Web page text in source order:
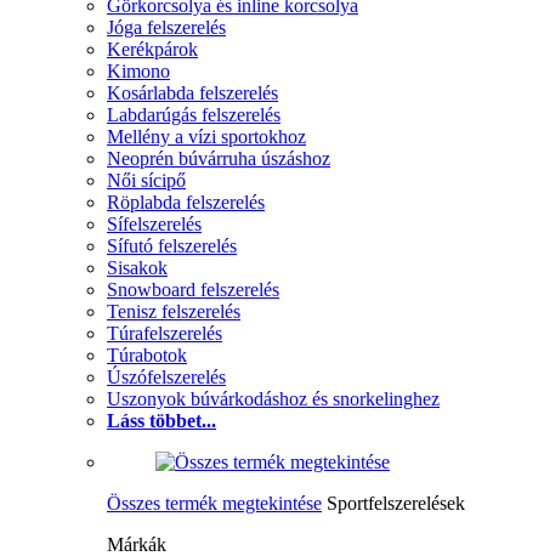
Görkorcsolya és inline korcsolya
Jóga felszerelés
Kerékpárok
Kimono
Kosárlabda felszerelés
Labdarúgás felszerelés
Mellény a vízi sportokhoz
Neoprén búvárruha úszáshoz
Női sícipő
Röplabda felszerelés
Sífelszerelés
Sífutó felszerelés
Sisakok
Snowboard felszerelés
Tenisz felszerelés
Túrafelszerelés
Túrabotok
Úszófelszerelés
Uszonyok búvárkodáshoz és snorkelinghez
Láss többet...
Összes termék megtekintése Sportfelszerelések
Márkák